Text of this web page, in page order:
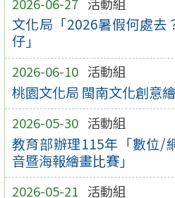
文化局「2026暑假何處去
仔」
2026-06-10 活動組
桃園文化局 閩南文化創意
2026-05-30 活動組
教育部辦理115年「數位/
音暨海報繪畫比賽」
2026-05-21 活動組